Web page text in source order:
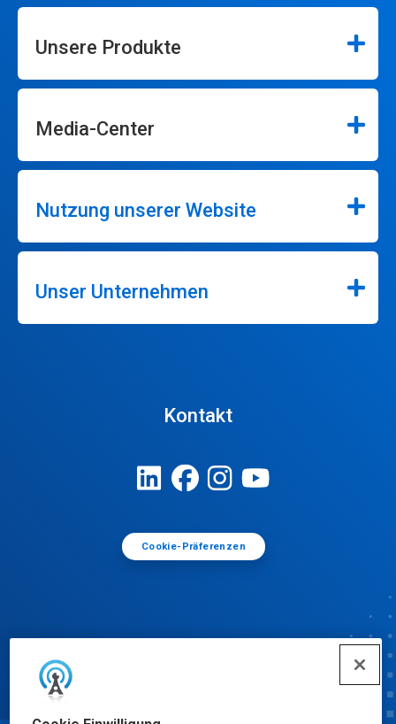
Unsere Produkte
Media-Center
Nutzung unserer Website
Unser Unternehmen
Kontakt
Cookie-Präferenzen